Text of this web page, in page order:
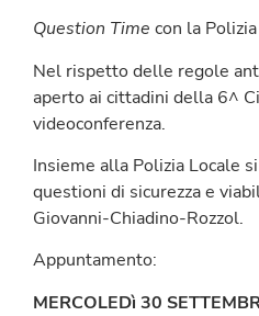
Question Time con la
Nel rispetto delle regole
aperto ai cittadini della 6^
videoconferenza.
Insieme alla Polizia Locale
questioni di sicurezza e
Giovanni-Chiadino-Rozzol.
Appuntamento:
MERCOLEDì 30